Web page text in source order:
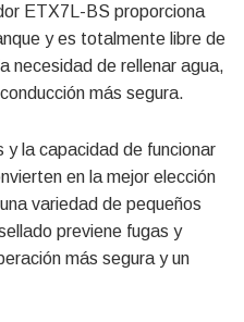
ETX7L-BS proporciona
y es totalmente libre de
necesidad de rellenar agua,
más segura.
y la capacidad de funcionar
en la mejor elección
variedad de pequeños
previene fugas y
más segura y un